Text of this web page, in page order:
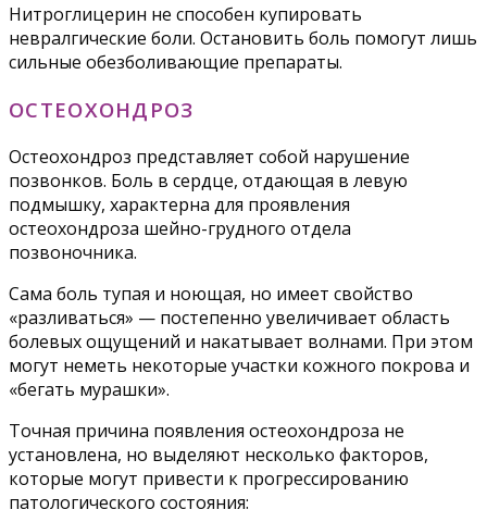
Нитроглицерин не способен купировать
невралгические боли. Остановить боль помогут лишь
сильные обезболивающие препараты.
ОСТЕОХОНДРОЗ
Остеохондроз представляет собой нарушение
позвонков. Боль в сердце, отдающая в левую
подмышку, характерна для проявления
остеохондроза шейно-грудного отдела
позвоночника.
Сама боль тупая и ноющая, но имеет свойство
«разливаться» — постепенно увеличивает область
болевых ощущений и накатывает волнами. При этом
могут неметь некоторые участки кожного покрова и
«бегать мурашки».
Точная причина появления остеохондроза не
установлена, но выделяют несколько факторов,
которые могут привести к прогрессированию
патологического состояния: